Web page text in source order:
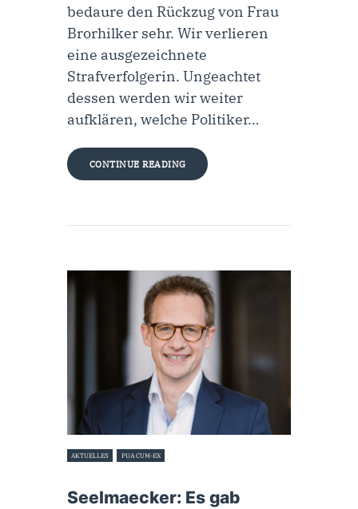
bedaure den Rückzug von Frau
Brorhilker sehr. Wir verlieren
eine ausgezeichnete
Strafverfolgerin. Ungeachtet
dessen werden wir weiter
aufklären, welche Politiker…
CONTINUE READING
AKTUELLES PUA CUM-EX
Seelmaecker: Es gab